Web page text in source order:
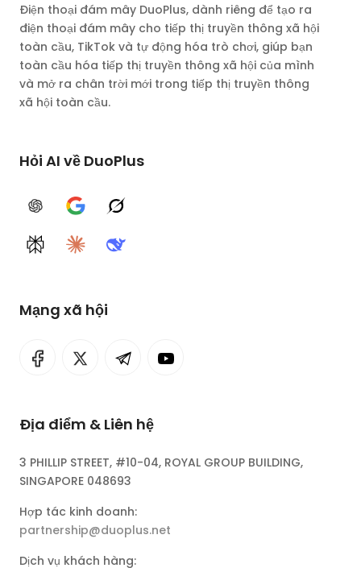
Điện thoại đám mây DuoPlus, dành riêng để tạo ra
điện thoại đám mây cho tiếp thị truyền thông xã hội
toàn cầu, TikTok và tự động hóa trò chơi, giúp bạn
toàn cầu hóa tiếp thị truyền thông xã hội của mình
và mở ra chân trời mới trong tiếp thị truyền thông
xã hội toàn cầu.
Hỏi AI về DuoPlus
ChatGPTGoogle AIGrok
PerplexityClaudeDeepSeek
Mạng xã hội
Địa điểm & Liên hệ
3 PHILLIP STREET, #10-04, ROYAL GROUP BUILDING,
SINGAPORE 048693
Hợp tác kinh doanh:
partnership@duoplus.net
Dịch vụ khách hàng: